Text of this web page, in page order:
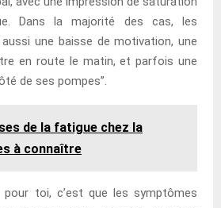
Dans la majorité des cas, les
une baisse de motivation, une
en route le matin, et parfois une
de ses pompes”.
de la fatigue chez la
à connaître
pour toi, c’est que les symptômes